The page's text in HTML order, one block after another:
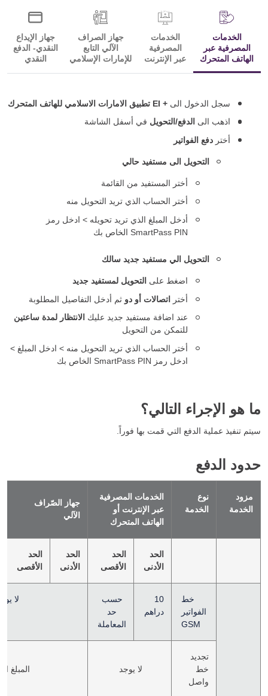
الخدمات
المصرفية عبر
الهاتف المتحرك
الخدمات
المصرفية
عبر الإنترنت
جهاز الصراف
الآلي التابع
للإمارات الإسلامي
جهاز الإيداع
النقدي- الدفع
النقدي
سجل الدخول الى + EI تطبيق الامارات الاسلامي للهاتف المتحرك
اذهب الى الدفع/التحويلفي أسفل الشاشة
أختر دفع الفواتير
التحويل الى مستفيد حالي
أختر المستفيد من القائمة
أختر الحساب الذي تريد التحويل منه
أدخل المبلغ الذي تريد تحويله > ادخل رمز
SmartPass PIN الخاص بك
التحويل الي مستفيد جديد سالك
اضغط على التحويل لمستفيد جديد
أختر
اتصالات أو دوثم أدخل التفاصيل المطلوبة
عند اضافة مستفيد جديد عليك الانتظار لمدة ساعتين
للتمكن من التحويل
أختر الحساب الذي تريد التحويل منه > ادخل المبلغ >
ادخل رمز SmartPass PIN الخاص بك
ما هو الإجراء التالي؟
سيتم تنفيذ عملية الدفع التي قمت بها فوراً.
حدود الدفع
مزود
الخدمة
نوع
الخدمة
الخدمات المصرفية
عبر الإنترنت أو
الهاتف المتحرك
جهاز الصّراف
الآلي
الحد
الأدنى
الحد
الأقصى
الحد
الأدنى
الحد
الأقصى
خط
الفواتير
GSM
10
دراهم
حسب
حد
المعاملة
لا
تجديد
خط
واصل
لا يوجد المبلغ